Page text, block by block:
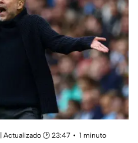
| Actualizado 🕑 23:47
1 minuto